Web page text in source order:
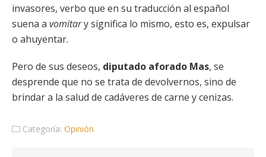
invasores, verbo que en su traducción al español
suena a vomitary significa lo mismo, esto es, expulsar
o ahuyentar.
Pero de sus deseos, diputado aforado Mas, se
desprende que no se trata de devolvernos, sino de
brindar a la salud de cadáveres de carne y cenizas.
Categoría: Opinión